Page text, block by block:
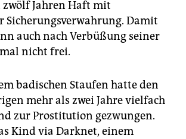
zwölf Jahren Haft mit
Sicherungsverwahrung. Damit
auch nach Verbüßung seiner
nicht frei.
badischen Staufen hatte den
mehr als zwei Jahre vielfach
zur Prostitution gezwungen.
Kind via Darknet, einem